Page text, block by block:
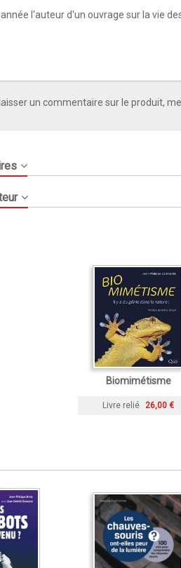
l'auteur d'un ouvrage sur la vie
un commentaire sur le produit,
Biomimétisme
Livre relié 26,00 €